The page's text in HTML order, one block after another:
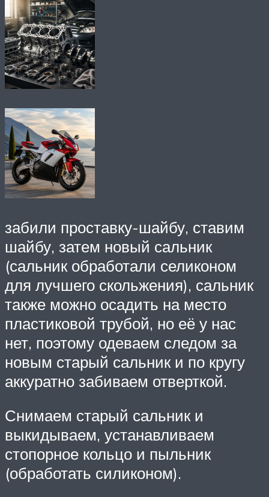
забили проставку-шайбу, ставим
шайбу, затем новый сальник
(сальник обработали селиконом
для лучшего скольжения), сальник
также можно осадить на место
пластиковой трубой, но её у нас
нет, поэтому одеваем следом за
новым старый сальник и по кругу
аккуратно забиваем отверткой.
Снимаем старый сальник и
выкидываем, устанавливаем
стопорное кольцо и пыльник
(обработать силиконом).